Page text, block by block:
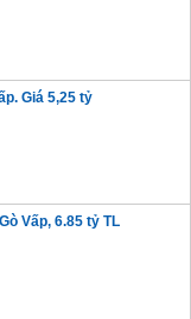
Giá 5,25 tỷ
Vấp, 6.85 tỷ TL